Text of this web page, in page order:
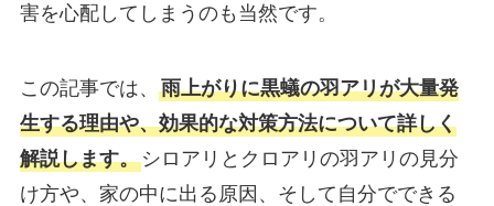
害を心配してしまうのも当然です。
この記事では、 雨上がりに黒蟻の羽アリが大量発
生する理由や、効果的な対策方法について詳しく
解説します。シロアリとクロアリの羽アリの見分
け方や、家の中に出る原因、そして自分でできる